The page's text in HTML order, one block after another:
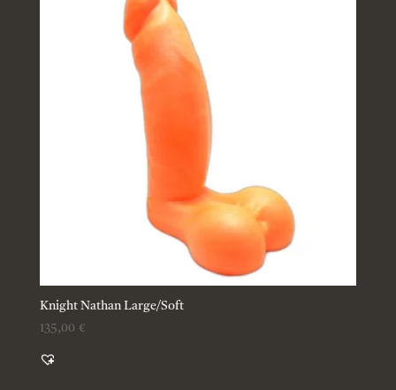
Knight Nathan Large/Soft
135,00 €